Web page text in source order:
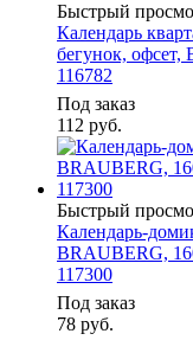
Быстрый
Календарь
бегунок,
116782
Под заказ
112 руб.
Быстрый
Календарь-
BRAUBERG,
117300
Под заказ
78 руб.